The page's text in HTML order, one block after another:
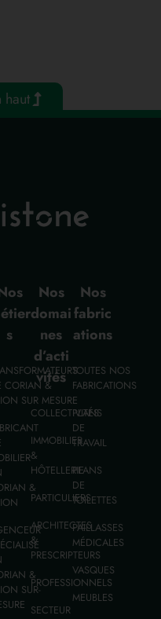
haut
s
CORIAN &
SUR MESURE
&
&
SUR-
Nos
domai
nes
d’acti
vités
COLLECTIVITÉS
IMMOBILIER
&
HÔTELLERIE
PARTICULIERS
ARCHITECTES
&
PRESCRIPTEURS
PROFESSIONNELS
SECTEUR
Nos
fabric
ations
TOUTES NOS
FABRICATIONS
PLANS
DE
TRAVAIL
PLANS
DE
TOILETTES
PAILLASSES
MÉDICALES
VASQUES
MEUBLES